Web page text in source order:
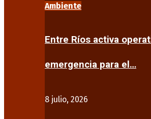
Ambiente
Entre Ríos activa
emergencia para el…
8 julio, 2026